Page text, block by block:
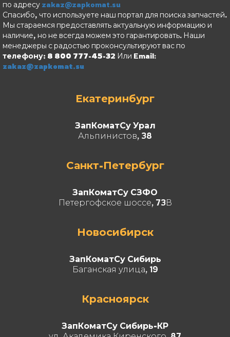
по адресу zakaz@zapkomat.su
Спасибо, что используете наш портал для поиска запчастей.
Мы стараемся предоставлять актуальную информацию и
наличие, но не всегда можем это гарантировать. Наши
менеджеры с радостью проконсультируют вас по
телефону: 8 800 777-45-32 Или Email:
zakaz@zapkomat.su
Екатеринбург
ЗапКоматСу Урал
Альпинистов, 38
Санкт-Петербург
ЗапКоматСу СЗФО
Петергофское шоссе, 73В
Новосибирск
ЗапКоматСу Сибирь
Баганская улица, 19
Красноярск
ЗапКоматСу Сибирь-КР